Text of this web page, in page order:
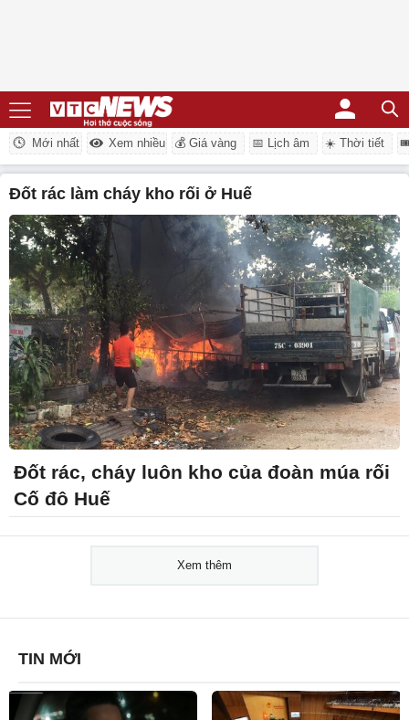
Mới nhất Xem nhiều 💰 Giá vàng 📅 Lịch âm ☀️ Thời tiết
đốt rác làm cháy kho rối ở Huế
Đốt rác, cháy luôn kho của đoàn múa rối
Cố đô Huế
Xem thêm
TIN MỚI